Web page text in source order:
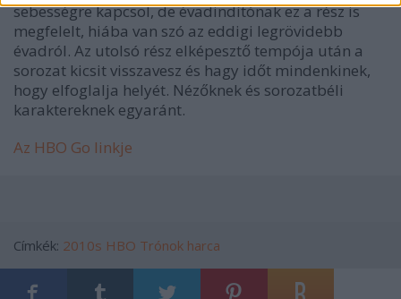
sebességre kapcsol, de évadindítónak ez a rész is
megfelelt, hiába van szó az eddigi legrövidebb
évadról. Az utolsó rész elképesztő tempója után a
sorozat kicsit visszavesz és hagy időt mindenkinek,
hogy elfoglalja helyét. Nézőknek és sorozatbéli
karaktereknek egyaránt.
Az HBO Go linkje
Címkék: 2010s HBO Trónok harca